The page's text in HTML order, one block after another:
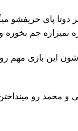
پای حریفشو
جم بخوره
این بازی مهم
محمد رو مینداختن